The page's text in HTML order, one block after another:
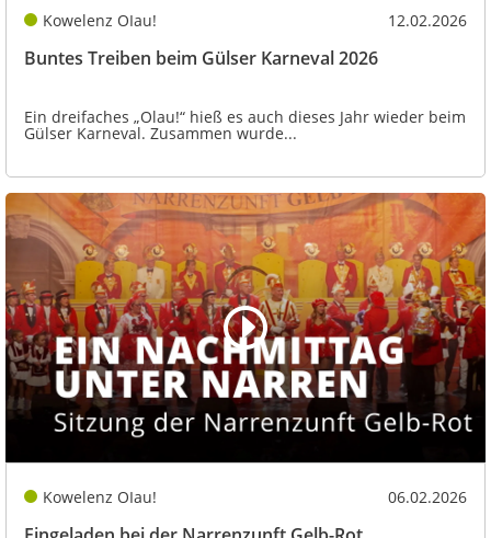
Kowelenz OIau! 12.02.2026
Buntes Treiben beim Gülser Karneval 2026
Ein dreifaches „Olau!“ hieß es auch dieses Jahr wieder beim
Gülser Karneval. Zusammen wurde...
Kowelenz OIau! 06.02.2026